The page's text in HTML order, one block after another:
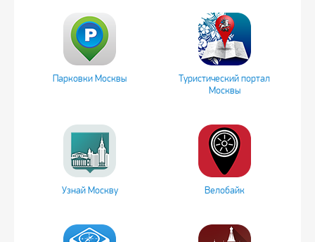
Парковки Москвы
Туристический портал
Москвы
Узнай Москву Велобайк